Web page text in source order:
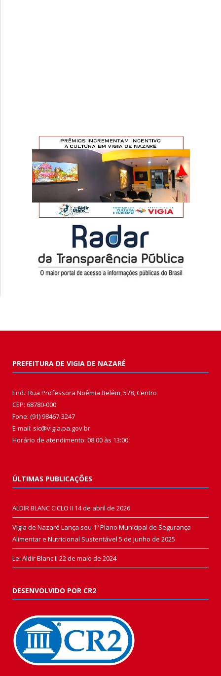
PREFEITURA DE VIGIA DE NAZARÉ
End.: Rua Professora Noêmia Belém, 578, Centro
CEP: 68780-000
Fone: (91) 98467-3247
E-mail: sic@vigia.pa.gov.br
Horário de atendimento: 08:00 às 13:00
ÚLTIMAS PUBLICAÇÕES
ALDIR BLANC CICLO II 14 de abril de 2026
Vigia de Nazaré Lança seu 1º Plano Municipal de Segurança
Alimentar e Nutricional Sustentável 5 de junho de 2025
Lei Aldir Blanc II 22 de maio de 2024
DESENVOLVIDO POR CR2